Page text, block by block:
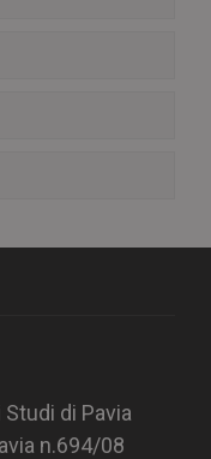
di Pavia
n.694/08